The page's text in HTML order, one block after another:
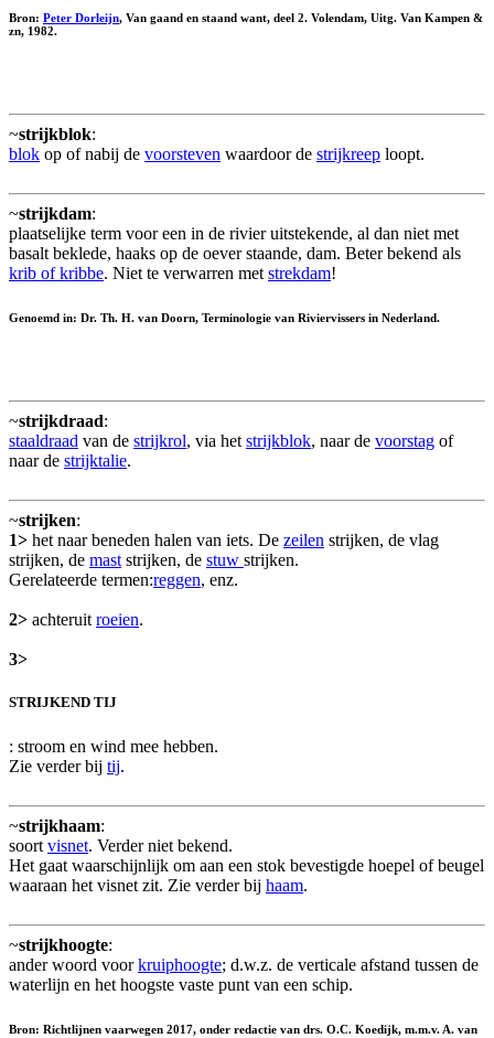
Bron: Peter Dorleijn, Van gaand en staand want, deel 2. Volendam, Uitg. Van Kampen &
zn, 1982.
~strijkblok:
blok op of nabij de voorsteven waardoor de strijkreep loopt.
~strijkdam:
plaatselijke term voor een in de rivier uitstekende, al dan niet met
basalt beklede, haaks op de oever staande, dam. Beter bekend als
krib of kribbe. Niet te verwarren met strekdam!
Genoemd in: Dr. Th. H. van Doorn, Terminologie van Riviervissers in Nederland.
~strijkdraad:
staaldraad van de strijkrol, via het strijkblok, naar de voorstag of
naar de strijktalie.
~strijken:
1> het naar beneden halen van iets. De zeilen strijken, de vlag
strijken, de mast strijken, de stuw strijken.
Gerelateerde termen:reggen, enz.
2> achteruit roeien.
3>
STRIJKEND TIJ
: stroom en wind mee hebben.
Zie verder bij tij.
~strijkhaam:
soort visnet. Verder niet bekend.
Het gaat waarschijnlijk om aan een stok bevestigde hoepel of beugel
waaraan het visnet zit. Zie verder bij haam.
~strijkhoogte:
ander woord voorkruiphoogte; d.w.z. de verticale afstand tussen de
waterlijn en het hoogste vaste punt van een schip.
Bron: Richtlijnen vaarwegen 2017, onder redactie van drs. O.C. Koedijk, m.m.v. A. van